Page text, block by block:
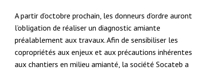
A partir d’octobre prochain, les donneurs d’ordre auront
l’obligation de réaliser un diagnostic amiante
préalablement aux travaux. Afin de sensibiliser les
copropriétés aux enjeux et aux précautions inhérentes
aux chantiers en milieu amianté, la société Socateb a